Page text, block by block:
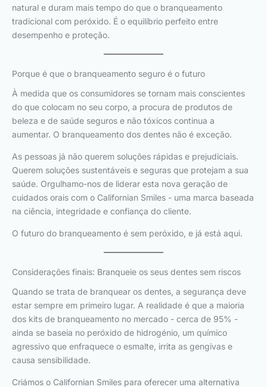
natural e duram mais tempo do que o branqueamento
tradicional com peróxido. É o equilíbrio perfeito entre
desempenho e proteção.
Porque é que o branqueamento seguro é o futuro
À medida que os consumidores se tornam mais conscientes
do que colocam no seu corpo, a procura de produtos de
beleza e de saúde seguros e não tóxicos continua a
aumentar. O branqueamento dos dentes não é exceção.
As pessoas já não querem soluções rápidas e prejudiciais.
Querem soluções sustentáveis e seguras que protejam a sua
saúde. Orgulhamo-nos de liderar esta nova geração de
cuidados orais com o Californian Smiles - uma marca baseada
na ciência, integridade e confiança do cliente.
O futuro do branqueamento é sem peróxido, e já está aqui.
Considerações finais: Branqueie os seus dentes sem riscos
Quando se trata de branquear os dentes, a segurança deve
estar sempre em primeiro lugar. A realidade é que a maioria
dos kits de branqueamento no mercado - cerca de 95% -
ainda se baseia no peróxido de hidrogénio, um químico
agressivo que enfraquece o esmalte, irrita as gengivas e
causa sensibilidade.
Criámos o Californian Smiles para oferecer uma alternativa